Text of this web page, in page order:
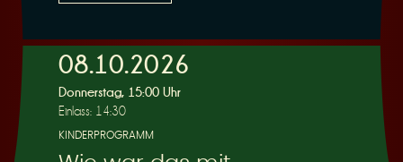
e
08.10.2026
Donnerstag, 15:00 Uhr
Einlass: 14:30
KINDERPROGRAMM